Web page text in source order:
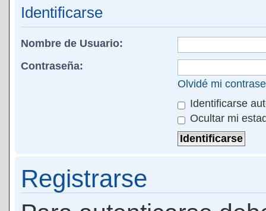
Identificarse
Nombre de Usuario:
Contraseña:
Olvidé mi
Identificarse
Ocultar mi
Registrarse